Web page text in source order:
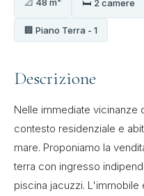
🛏 2 camere
🏢 Piano Terra - 1
Descrizione
Nelle immediate vicinanze
contesto residenziale e
mare. Proponiamo la
terra con ingresso
piscina jacuzzi.